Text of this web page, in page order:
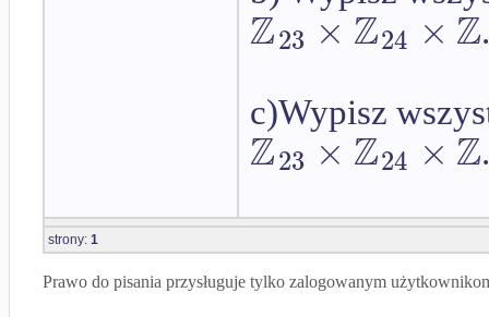
Z23 ×Z24 × Z
c)Wypisz
Z23 × Z24 × Z
strony: 1
Prawo do pisania przysługuje tylko zalogowanym